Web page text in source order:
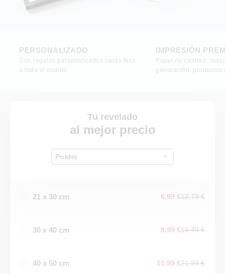
PERSONALIZADO
Con regalos personalizados harás feliz
a todo el mundo.
IMPRESIÓN
Papel de calidad,
generación, productos
Tu revelado
al mejor precio
Poster
21 x 30 cm 6,99 €12,79 €
30 x 40 cm 8,99 €16,49 €
40 x 50 cm 11,99 €21,99 €